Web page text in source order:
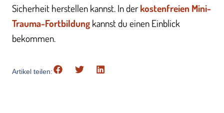
Sicherheit herstellen kannst. In der kostenfreien Mini-
Trauma-Fortbildung kannst du einen Einblick
bekommen.
Artikel teilen: